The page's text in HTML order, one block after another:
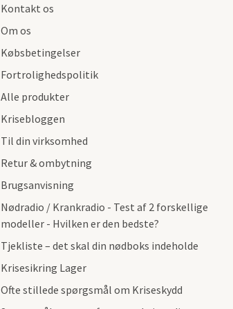
Kontakt os
Om os
Købsbetingelser
Fortrolighedspolitik
Alle produkter
Krisebloggen
Til din virksomhed
Retur & ombytning
Brugsanvisning
Nødradio / Krankradio - Test af 2 forskellige
modeller - Hvilken er den bedste?
Tjekliste – det skal din nødboks indeholde
Krisesikring Lager
Ofte stillede spørgsmål om Kriseskydd